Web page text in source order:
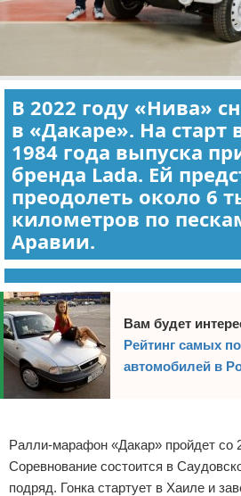
В 2022 году «Нива»
в «Дакаре». На старт
1984 года выпуска
бренда Lada. Ей
преодолеть около 6
километров по
Аравии.
Вам будет
Рейтинг самых
автомобилей в
Ралли-марафон «Дакар» пройдет со
Соревнование состоится в
подряд. Гонка стартует в Хаиле и